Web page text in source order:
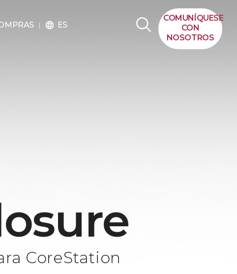
language ES
COMUNÍQUESE
CON
NOSOTROS
CoreStation